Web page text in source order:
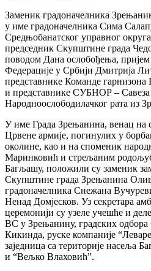
Заменик градоначелника
у име градоначелника Сима
Средњобанатског управног
председник Скупштине града
поводом Дана ослобођења, пријем
Федерације у Србији Дмитрија
представнике Команде
и представнике СУБНОР –
Народноослободилачког рата из
У име Града Зрењанина, венац на
Црвене армије, погинулих у
околине, као и на споменик
Маринковић и стрељаним
Багљашу, положили су заменик
Скупштине града Зрењанина
градоначелника Снежана
Ненад Домјесков. Уз секретара
церемонији су узеле учешће и
ВС у Зрењанину, градских
Кикинда, руске компаније
заједница са територије насеља
и “Вељко Влаховић”.